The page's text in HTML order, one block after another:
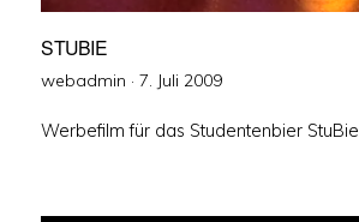
STUBIE
webadmin · Veröffentlicht
7. Juli 2009
Werbefilm für das Studentenbier StuBie